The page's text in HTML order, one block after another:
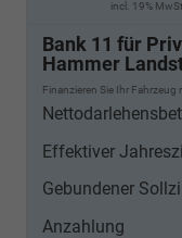
incl. 19%
Bank 11 für
Hammer
Finanzieren Sie Ihr Fahrzeug
Effektiver
Gebundener
Anzahlung